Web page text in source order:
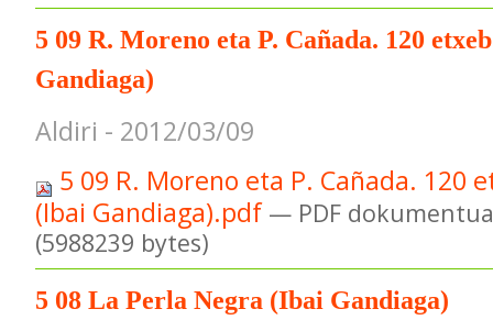
5 09 R. Moreno eta P. Cañada. 120
Gandiaga)
Aldiri - 2012/03/09
5 09 R. Moreno eta P. Cañada. 120
(Ibai Gandiaga).pdf — PDF
(5988239 bytes)
5 08 La Perla Negra (Ibai Gandiaga)